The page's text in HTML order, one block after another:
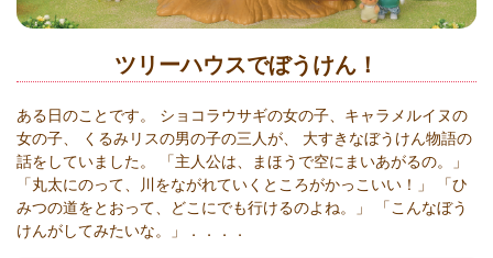
ツリーハウスでぼうけん！
ある日のことです。 ショコラウサギの女の子、キャラメルイヌの
女の子、 くるみリスの男の子の三人が、 大すきなぼうけん物語の
話をしていました。 「主人公は、まほうで空にまいあがるの。」
「丸太にのって、川をながれていくところがかっこいい！」 「ひ
みつの道をとおって、どこにでも行けるのよね。」 「こんなぼう
けんがしてみたいな。」．．．．